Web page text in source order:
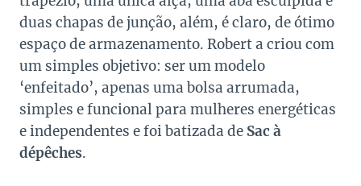
duas chapas de junção, além, é claro, de ótimo
espaço de armazenamento. Robert a criou com
um simples objetivo: ser um modelo
‘enfeitado’, apenas uma bolsa arrumada,
simples e funcional para mulheres energéticas
e independentes e foi batizada de Sac à
dépêches.